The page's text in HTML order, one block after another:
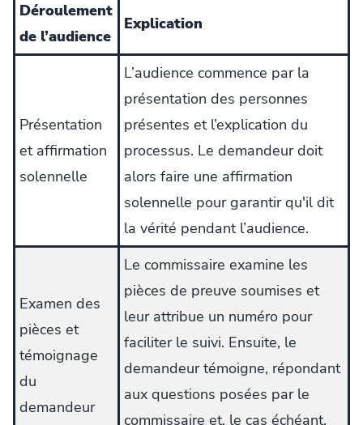
Déroulement
de l’audience
Explication
Présentation
et affirmation
solennelle
L’audience commence par la
présentation des personnes
présentes et l’explication du
processus. Le demandeur doit
alors faire une affirmation
solennelle pour garantir qu'il dit
la vérité pendant l’audience.
Examen des
pièces et
témoignage
du
demandeur
Le commissaire examine les
pièces de preuve soumises et
leur attribue un numéro pour
faciliter le suivi. Ensuite, le
demandeur témoigne, répondant
aux questions posées par le
commissaire et, le cas échéant,